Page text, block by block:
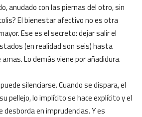
anudado con las piernas del otro, sin
El bienestar afectivo no es otra
Ese es el secreto: dejar salir el
(en realidad son seis) hasta
Lo demás viene por añadidura.
silenciarse. Cuando se dispara, el
pellejo, lo implícito se hace explícito y el
desborda en imprudencias. Y es